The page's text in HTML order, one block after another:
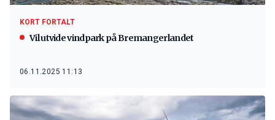
KORT FORTALT
Vil utvide vindpark på Bremangerlandet
06.11.2025 11:13